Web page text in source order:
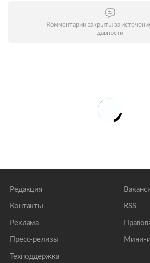
Комментарии закрыты за
давности
Редакция
Контакты
Реклама
Пресс-релизы
Техподдержка
RSS
Мини-